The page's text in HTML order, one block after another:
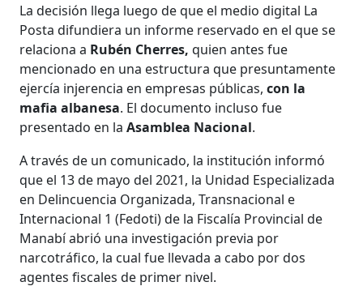
La decisión llega luego de que el medio digital La
Posta difundiera un informe reservado en el que se
relaciona a Rubén Cherres,quien antes fue
mencionado en una estructura que presuntamente
ejercía injerencia en empresas públicas,con la
mafia albanesa. El documento incluso fue
presentado en laAsamblea Nacional.
A través de un comunicado, la institución informó
que el 13 de mayo del 2021, la Unidad Especializada
en Delincuencia Organizada, Transnacional e
Internacional 1 (Fedoti) de la Fiscalía Provincial de
Manabí abrió una investigación previa por
narcotráfico, la cual fue llevada a cabo por dos
agentes fiscales de primer nivel.